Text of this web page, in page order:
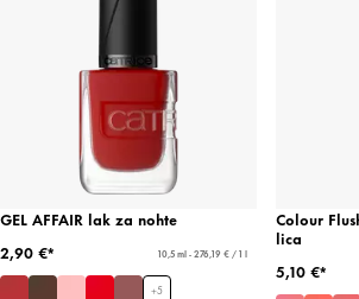
GEL AFFAIR lak za nohte
2,90 €*
10,5 ml - 276,19 € / 1 l
+5
Colour
lica
5,10 €*